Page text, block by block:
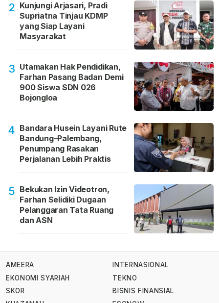
2 Kunjungi Arjasari, Pradi
Supriatna Tinjau KDMP
yang Siap Layani
Masyarakat
3 Utamakan Hak Pendidikan,
Farhan Pasang Badan Demi
900 Siswa SDN 026
Bojongloa
4 Bandara Husein Layani Rute
Bandung–Palembang,
Penumpang Rasakan
Perjalanan Lebih Praktis
5 Bekukan Izin Videotron,
Farhan Selidiki Dugaan
Pelanggaran Tata Ruang
dan ASN
AMEERA
EKONOMI SYARIAH
SKOR
INTERNASIONAL
TEKNO
BISNIS FINANSIAL